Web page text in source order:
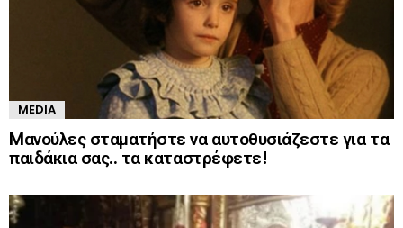
MEDIA
Mανούλες σταματήστε να αυτοθυσιάζεστε για τα
παιδάκια σας.. τα καταστρέφετε!